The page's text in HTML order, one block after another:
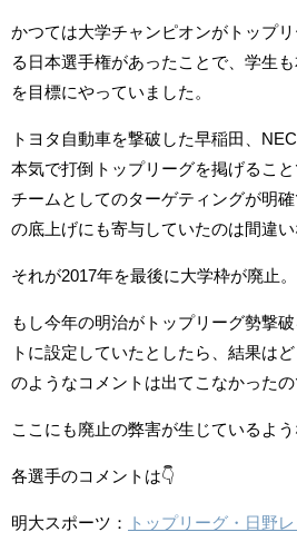
かつては大学チャンピオンがトップ
る日本選手権があったことで、学生
を目標にやっていました。
トヨタ自動車を撃破した早稲田、
本気で打倒トップリーグを掲げること
チームとしてのターゲティングが明
の底上げにも寄与していたのは間違い
それが2017年を最後に大学枠が廃止。
もし今年の明治がトップリーグ勢撃
トに設定していたとしたら、結果は
のようなコメントは出てこなかったの
ここにも廃止の弊害が生じているよう
各選手のコメントは👇
明大スポーツ：
トップリーグ・日野